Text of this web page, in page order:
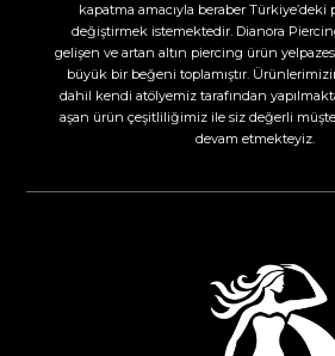
kapatma amacıyla beraber Türkiye’deki
değiştirmek istemektedir. Dianora
gelişen ve artan altın piercing ürün
büyük bir beğeni toplamıştır.
dahil kendi atölyemiz tarafından
aşan ürün çeşitliliğimiz ile siz değerli
devam etmekteyiz.​